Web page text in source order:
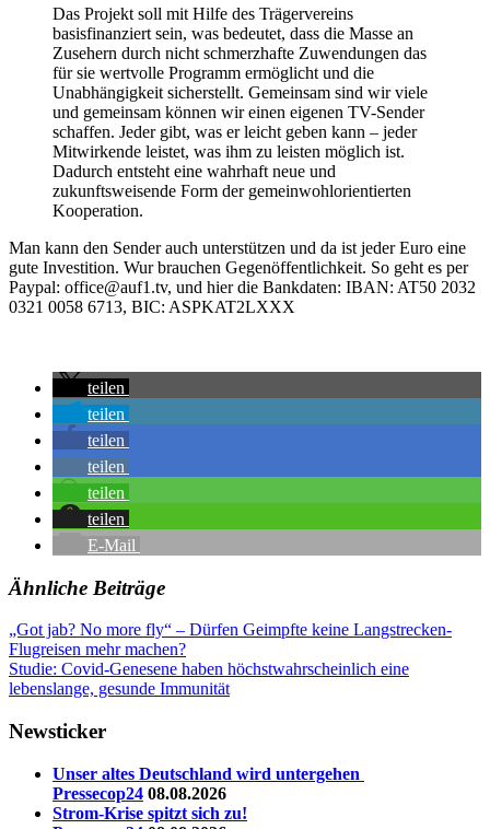
Das Projekt soll mit Hilfe des Trägervereins
basisfinanziert sein, was bedeutet, dass die Masse an
Zusehern durch nicht schmerzhafte Zuwendungen das
für sie wertvolle Programm ermöglicht und die
Unabhängigkeit sicherstellt. Gemeinsam sind wir viele
und gemeinsam können wir einen eigenen TV-Sender
schaffen. Jeder gibt, was er leicht geben kann – jeder
Mitwirkende leistet, was ihm zu leisten möglich ist.
Dadurch entsteht eine wahrhaft neue und
zukunftsweisende Form der gemeinwohlorientierten
Kooperation.
Man kann den Sender auch unterstützen und da ist jeder Euro eine
gute Investition. Wur brauchen Gegenöffentlichkeit. So geht es per
Paypal: office@auf1.tv, und hier die Bankdaten: IBAN: AT50 2032
0321 0058 6713, BIC: ASPKAT2LXXX
teilen
teilen
teilen
teilen
teilen
teilen
E-Mail
Ähnliche Beiträge
Alternativer
SenderAUF1
TVMedienNon-
MainstramÖsterreichStefan
Beitragsnavigation
Vorheriger
Beitrag:
„Got jab? No more fly“ – Dürfen Geimpfte keine Langstrecken-
Flugreisen mehr machen?
Nächster
Beitrag:
Studie: Covid-Genesene haben höchstwahrscheinlich eine
lebenslange, gesunde Immunität
Newsticker
Unser altes Deutschland wird untergehen
Pressecop24 08.08.2026
Strom-Krise spitzt sich zu!